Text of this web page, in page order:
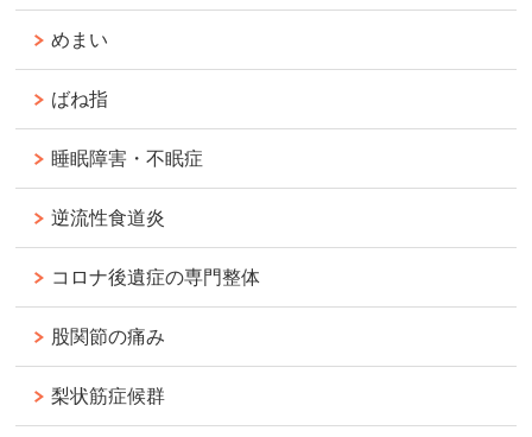
めまい
ばね指
睡眠障害・不眠症
逆流性食道炎
コロナ後遺症の専門整体
股関節の痛み
梨状筋症候群